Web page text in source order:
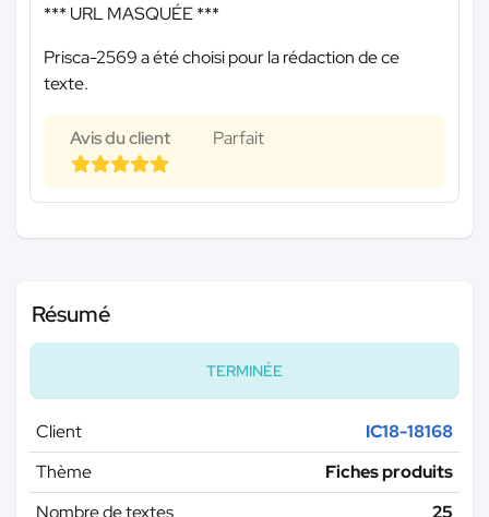
*** URL MASQUÉE ***
Prisca-2569 a été choisi pour la rédaction de ce
texte.
Avis du client Parfait
Résumé
TERMINÉE
Client
IC18-18168
Thème
Fiches produits
Nombre de textes
25